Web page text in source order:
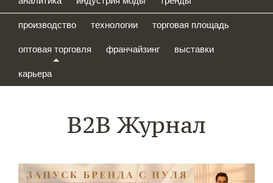
производство технологии торговая площадь
оптовая торговля франчайзинг выставки
карьера
B2B Журнал